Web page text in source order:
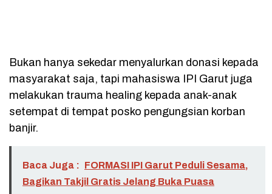
Bukan hanya sekedar menyalurkan donasi kepada
masyarakat saja, tapi mahasiswa IPI Garut juga
melakukan trauma healing kepada anak-anak
setempat di tempat posko pengungsian korban
banjir.
Baca Juga : FORMASI IPI Garut Peduli Sesama,
Bagikan Takjil Gratis Jelang Buka Puasa